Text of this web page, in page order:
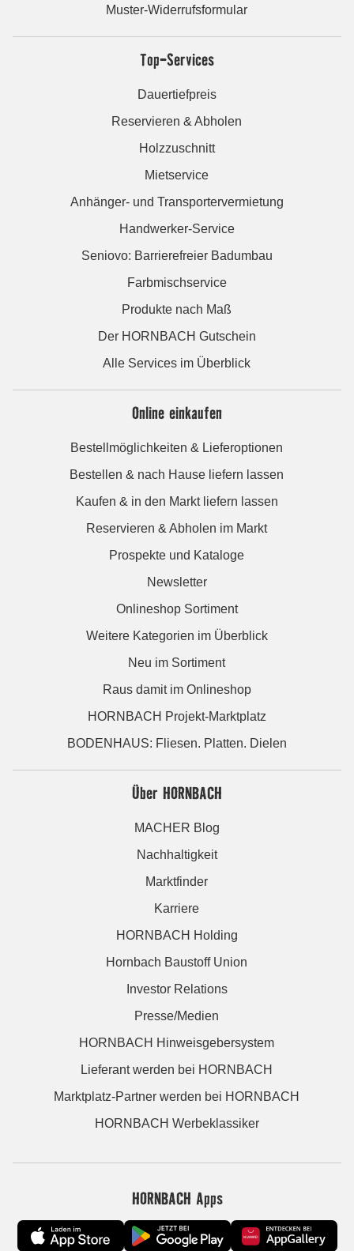
Muster-Widerrufsformular
Top-Services
Dauertiefpreis
Reservieren & Abholen
Holzzuschnitt
Mietservice
Anhänger- und Transportervermietung
Handwerker-Service
Seniovo: Barrierefreier Badumbau
Farbmischservice
Produkte nach Maß
Der HORNBACH Gutschein
Alle Services im Überblick
Online einkaufen
Bestellmöglichkeiten & Lieferoptionen
Bestellen & nach Hause liefern lassen
Kaufen & in den Markt liefern lassen
Reservieren & Abholen im Markt
Prospekte und Kataloge
Newsletter
Onlineshop Sortiment
Weitere Kategorien im Überblick
Neu im Sortiment
Raus damit im Onlineshop
HORNBACH Projekt-Marktplatz
BODENHAUS: Fliesen. Platten. Dielen
Über HORNBACH
MACHER Blog
Nachhaltigkeit
Marktfinder
Karriere
HORNBACH Holding
Hornbach Baustoff Union
Investor Relations
Presse/Medien
HORNBACH Hinweisgebersystem
Lieferant werden bei HORNBACH
Marktplatz-Partner werden bei HORNBACH
HORNBACH Werbeklassiker
HORNBACH Apps